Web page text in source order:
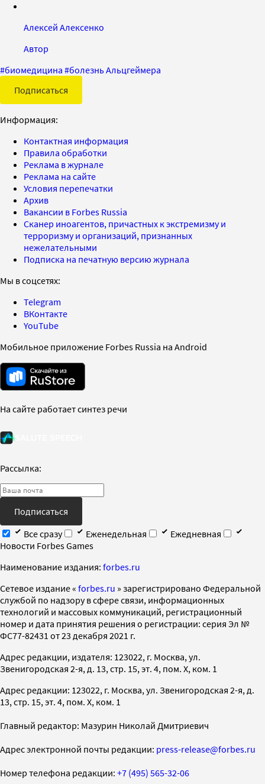
Алексей Алексенко
Автор
#биомедицина #болезнь Альцгеймера
Подписаться
Информация:
Контактная информация
Правила обработки
Реклама в журнале
Реклама на сайте
Условия перепечатки
Архив
Вакансии в Forbes Russia
Сканер иноагентов, причастных к экстремизму и
терроризму и организаций, признанных
нежелательными
Подписка на печатную версию журнала
Мы в соцсетях:
Telegram
ВКонтакте
YouTube
Мобильное приложение Forbes Russia на Android
На сайте работает синтез речи
Рассылка:
Подписаться
Все сразу
Еженедельная
Ежедневная
Новости Forbes Games
Наименование издания: forbes.ru
Cетевое издание « forbes.ru » зарегистрировано Федеральной
службой по надзору в сфере связи, информационных
технологий и массовых коммуникаций, регистрационный
номер и дата принятия решения о регистрации: серия Эл №
ФС77-82431 от 23 декабря 2021 г.
Адрес редакции, издателя: 123022, г. Москва, ул.
Звенигородская 2-я, д. 13, стр. 15, эт. 4, пом. X, ком. 1
Адрес редакции: 123022, г. Москва, ул. Звенигородская 2-я, д.
13, стр. 15, эт. 4, пом. X, ком. 1
Главный редактор: Мазурин Николай Дмитриевич
Адрес электронной почты редакции: press-release@forbes.ru
Номер телефона редакции: +7 (495) 565-32-06